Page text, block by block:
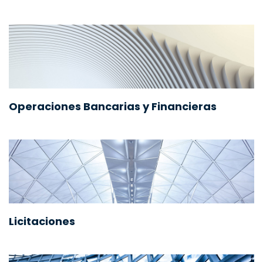
Operaciones Bancarias y Financieras
Licitaciones